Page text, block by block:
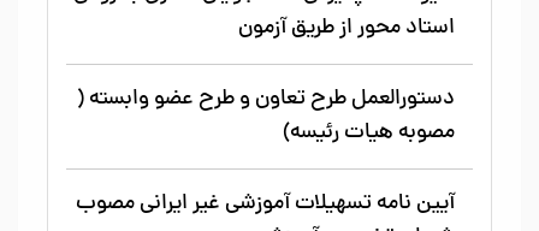
استاد محور از طریق آزمون
دستورالعمل طرح تعاون و طرح عضو وابسته (
مصوبه هیات رئیسه)
آیین نامه تسهیلات آموزشی غیر ایرانی مصوب